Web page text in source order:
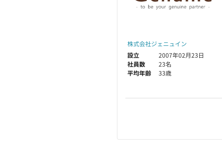
株式会社ジェニュイン
設立
2007年02月23日
社員数
23名
平均年齢
33歳